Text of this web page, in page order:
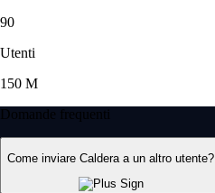
90
Utenti
150 M
Domande frequenti
Come inviare Caldera a un altro utente?